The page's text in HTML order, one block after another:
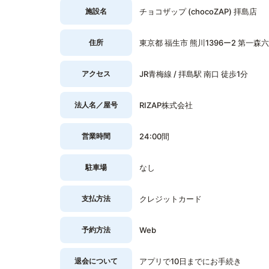
施設名 チョコザップ (chocoZAP) 拝島店
住所 東京都 福生市 熊川1396ー2 第一森
アクセス JR青梅線 / 拝島駅 南口 徒歩1分
法人名／屋号 RIZAP株式会社
営業時間 24:00間
駐車場 なし
支払方法 クレジットカード
予約方法 Web
退会について アプリで10日までにお手続き